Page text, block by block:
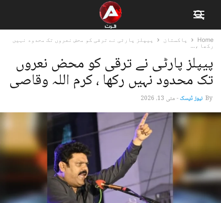
Home پاکستان
پیپلز پارٹی نے ترقی کو محض نعروں تک محدود نہیں
رکھا ،...
پیپلز پارٹی نے ترقی کو محض نعروں
تک محدود نہیں رکھا ، کرم اللہ وقاصی
By نیوز ڈیسک-مئی 13, 2026